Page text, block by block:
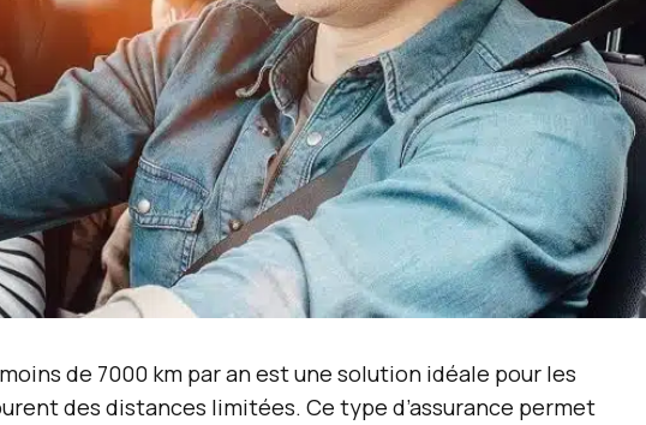
de 7000 km par an est une solution idéale pour les
des distances limitées. Ce type d’assurance permet